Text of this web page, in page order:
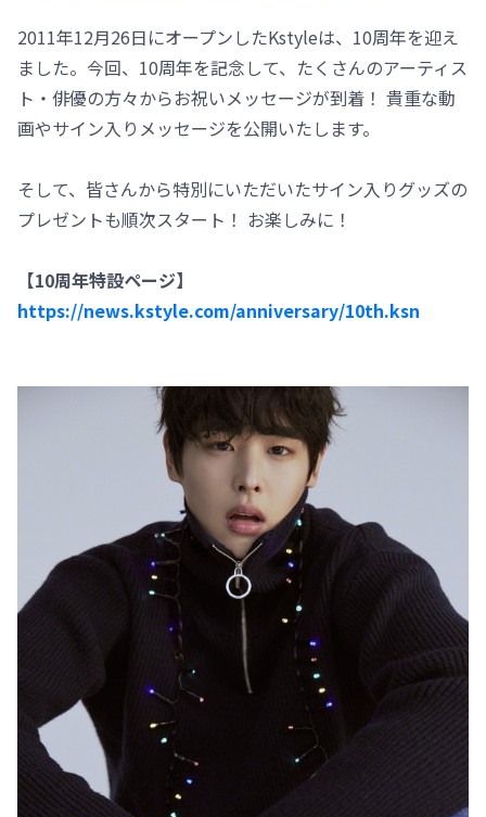
2011年12月26日にオープンしたKstyleは、10周年を迎え
ました。今回、10周年を記念して、たくさんのアーティス
ト・俳優の方々からお祝いメッセージが到着！ 貴重な動
画やサイン入りメッセージを公開いたします。
そして、皆さんから特別にいただいたサイン入りグッズの
プレゼントも順次スタート！ お楽しみに！
【10周年特設ページ】
https://news.kstyle.com/anniversary/10th.ksn